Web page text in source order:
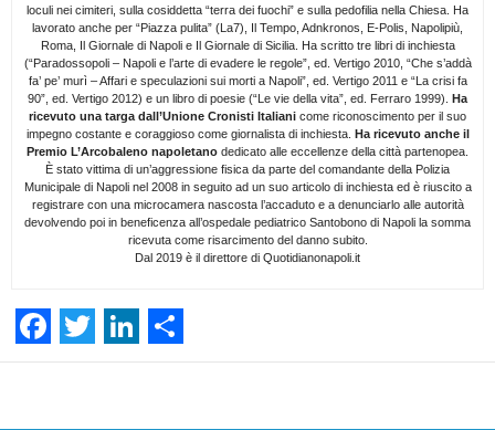
loculi nei cimiteri, sulla cosiddetta “terra dei fuochi” e sulla pedofilia nella Chiesa. Ha
lavorato anche per “Piazza pulita” (La7), Il Tempo, Adnkronos, E-Polis, Napolipiù,
Roma, Il Giornale di Napoli e Il Giornale di Sicilia. Ha scritto tre libri di inchiesta
(“Paradossopoli – Napoli e l’arte di evadere le regole”, ed. Vertigo 2010, “Che s’addà
fa’ pe’ murì – Affari e speculazioni sui morti a Napoli”, ed. Vertigo 2011 e “La crisi fa
90”, ed. Vertigo 2012) e un libro di poesie (“Le vie della vita”, ed. Ferraro 1999). Ha
ricevuto una targa dall’Unione Cronisti Italiani come riconoscimento per il suo
impegno costante e coraggioso come giornalista di inchiesta. Ha ricevuto anche il
Premio L’Arcobaleno napoletano dedicato alle eccellenze della città partenopea.
È stato vittima di un’aggressione fisica da parte del comandante della Polizia
Municipale di Napoli nel 2008 in seguito ad un suo articolo di inchiesta ed è riuscito a
registrare con una microcamera nascosta l’accaduto e a denunciarlo alle autorità
devolvendo poi in beneficenza all’ospedale pediatrico Santobono di Napoli la somma
ricevuta come risarcimento del danno subito.
Dal 2019 è il direttore di Quotidianonapoli.it
F T L
S